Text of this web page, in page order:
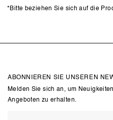
*Bitte beziehen Sie sich auf die
ABONNIEREN SIE UNSEREN
Melden Sie sich an, um
Angeboten zu erhalten.